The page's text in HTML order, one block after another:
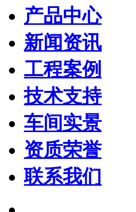
产品中心
新闻资讯
工程案例
技术支持
车间实景
资质荣誉
联系我们